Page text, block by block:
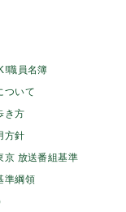
職員名簿
ついて
き方
方針
京 放送番組基準
準綱領